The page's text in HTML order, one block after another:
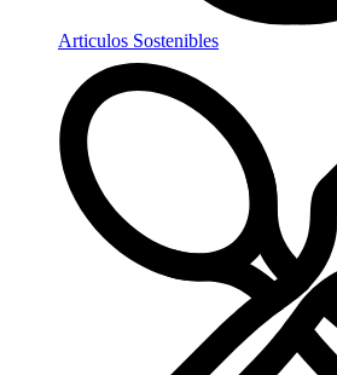
Articulos Sostenibles